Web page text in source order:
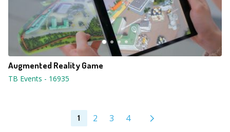
Augmented Reality Game
TB Events - 16935
1 2 3 4